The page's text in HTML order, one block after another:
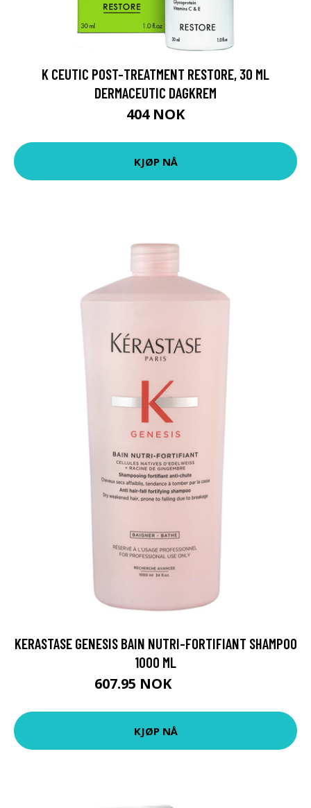
K CEUTIC POST-TREATMENT RESTORE, 30 ML
DERMACEUTIC DAGKREM
404 NOK
KJØP NÅ
KERASTASE GENESIS BAIN NUTRI-FORTIFIANT SHAMPOO
1000 ML
607.95 NOK
KJØP NÅ